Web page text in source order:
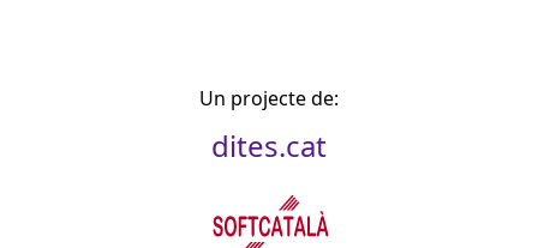
Un projecte de:
dites.cat